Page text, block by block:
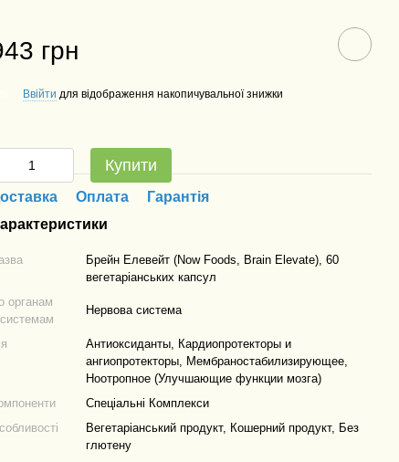
грн
Ввійти для відображення накопичувальної знижки
Купити
Оплата
Гарантія
Брейн Елевейт (Now Foods, Brain Elevate), 60
вегетаріанських капсул
органам
Нервова система
Антиоксиданты, Кардиопротекторы и
ангиопротекторы, Мембраностабилизирующее,
Ноотропное (Улучшающие функции мозга)
Спеціальні Комплекси
Вегетаріанський продукт, Кошерний продукт, Без
глютену